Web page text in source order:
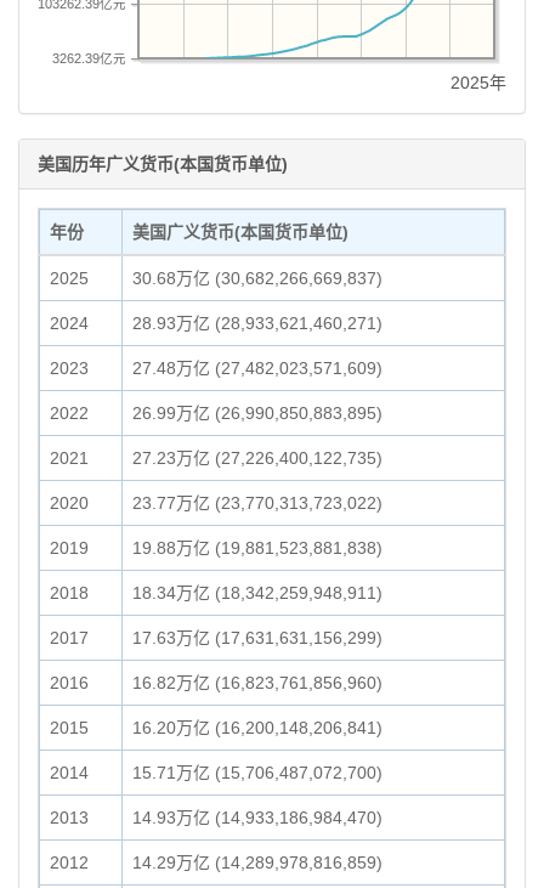
3262.39亿元
103262.39亿元
2025年
美国历年广义货币(本国货币单位)
年份 美国广义货币(本国货币单位)
2025 30.68万亿 (30,682,266,669,837)
2024 28.93万亿 (28,933,621,460,271)
2023 27.48万亿 (27,482,023,571,609)
2022 26.99万亿 (26,990,850,883,895)
2021 27.23万亿 (27,226,400,122,735)
2020 23.77万亿 (23,770,313,723,022)
2019 19.88万亿 (19,881,523,881,838)
2018 18.34万亿 (18,342,259,948,911)
2017 17.63万亿 (17,631,631,156,299)
2016 16.82万亿 (16,823,761,856,960)
2015 16.20万亿 (16,200,148,206,841)
2014 15.71万亿 (15,706,487,072,700)
2013 14.93万亿 (14,933,186,984,470)
2012 14.29万亿 (14,289,978,816,859)